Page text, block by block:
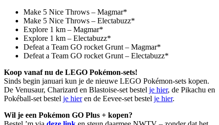
Make 5 Nice Throws – Magmar*
Make 5 Nice Throws – Electabuzz*
Explore 1 km – Magmar*
Explore 1 km – Electabuzz*
Defeat a Team GO rocket Grunt – Magmar*
Defeat a Team GO rocket Grunt – Electabuzz*
Koop vanaf nu de LEGO Pokémon-sets!
Sinds begin januari kun je de nieuwe LEGO Pokémon-sets kopen.
De Venusaur, Charizard en Blastoise-set bestel je hier, de Pikachu en
Pokéball-set bestel je hieren de Eevee-set bestel je hier.
Wil je een Pokémon GO Plus + kopen?